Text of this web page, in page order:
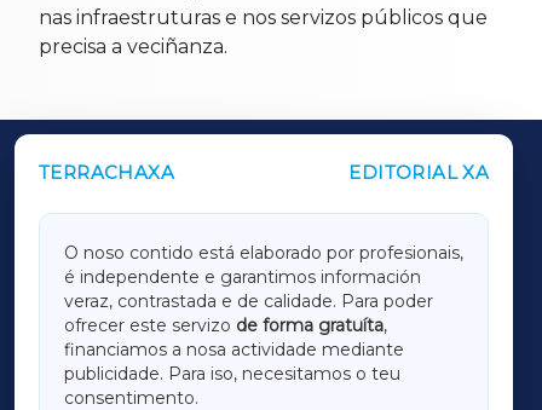
nas infraestruturas e nos servizos públicos que
precisa a veciñanza.
TERRACHAXA EDITORIAL XA
O noso contido está elaborado por profesionais,
é independente e garantimos información
veraz, contrastada e de calidade. Para poder
ofrecer este servizo de forma gratuíta,
financiamos a nosa actividade mediante
publicidade. Para iso, necesitamos o teu
consentimento.
OUTROS PERIÓDICOS
LUGOXA
TERRACHAXA